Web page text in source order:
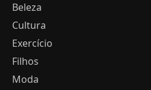
Beleza
Cultura
Exercício
Filhos
Moda